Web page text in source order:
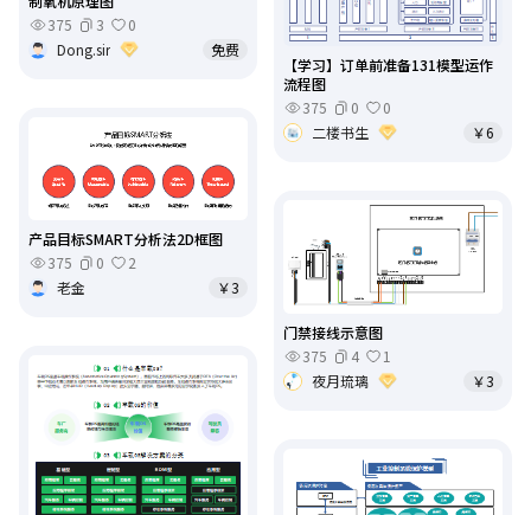
375
3
0
Dong.sir
免费
【学习】订单前准备131模型运作
流程图
375
0
0
二楼书生
￥6
产品目标SMART分析法2D框图
375
0
2
老金
￥3
门禁接线示意图
375
4
1
夜月琉璃
￥3